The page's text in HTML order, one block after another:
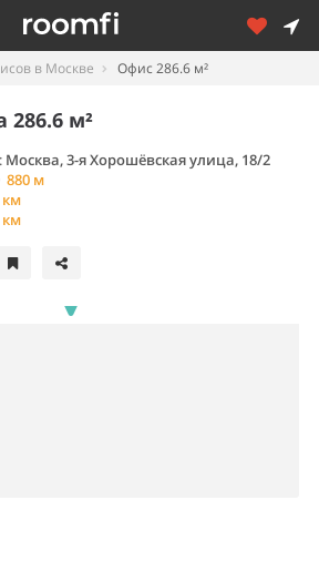
в Москве Офис 286.6 м²
м²
Москва, 3-я Хорошёвская улица, 18/2
880 м
км
км